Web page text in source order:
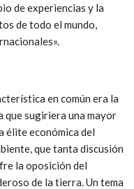
de experiencias y la
de todo el mundo,
en común era la
que sugiriera una mayor
élite económica del
que tanta discusión
la oposición del
de la tierra. Un tema